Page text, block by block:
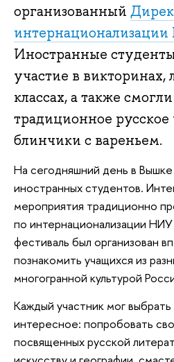
организованный
Иностранные
участие в викторинах,
классах, а также
традиционное
блинчики с вареньем.
На сегодняшний день в
иностранных студентов.
мероприятия традиционно
по интернационализации
фестиваль был организован
познакомить учащихся из
многогранной культурой
Каждый участник мог
интересное: попробовать
посвященных русской